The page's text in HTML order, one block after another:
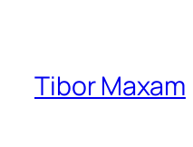
Tibor Maxam